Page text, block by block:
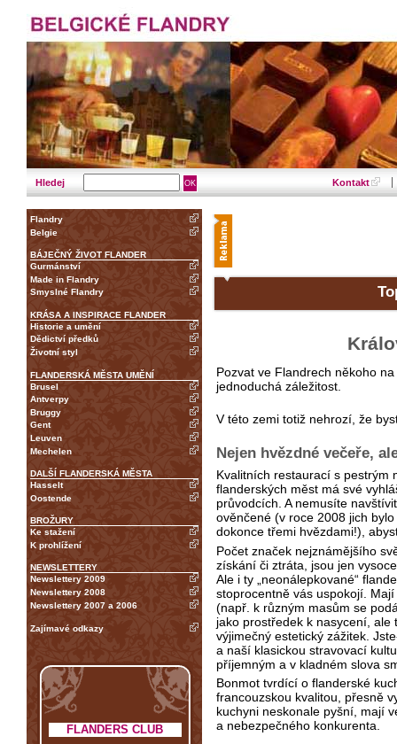
Hledej Kontakt
Flandry
Belgie
BÁJEČNÝ ŽIVOT FLANDER
Gurmánství
Made in Flandry
Smyslné Flandry
KRÁSA A INSPIRACE FLANDER
Historie a umění
Dědictví předků
Životní styl
FLANDERSKÁ MĚSTA UMĚNÍ
Brusel
Antverpy
Bruggy
Gent
Leuven
Mechelen
DALŠÍ FLANDERSKÁ MĚSTA
Hasselt
Oostende
BROŽURY
Ke stažení
K prohlížení
NEWSLETTERY
Newslettery 2009
Newslettery 2008
Newslettery 2007 a 2006
Zajímavé odkazy
FLANDERS CLUB
Pozvat ve Flandrech někoho
jednoduchá záležitost.
V této zemi totiž nehrozí, že
Nejen hvězdné večeře,
Kvalitních restaurací s pestrým
flanderských měst má své
průvodcích. A nemusíte
ověnčené (v roce 2008 jich
dokonce třemi hvězdami!),
Počet značek nejznámějšího
získání či ztráta, jsou jen
Ale i ty „neonálepkované“
stoprocentně vás uspokojí.
(např. k různým masům se
jako prostředek k nasycení,
výjimečný estetický zážitek.
a naší klasickou stravovací
příjemným a v kladném slova
Bonmot tvrdící o flanderské
francouzskou kvalitou, přesně
kuchyni neskonale pyšní, mají
a nebezpečného konkurenta.